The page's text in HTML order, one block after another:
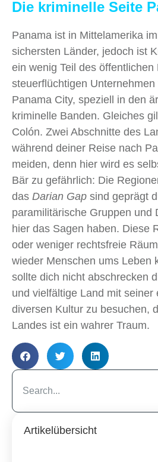
Die kriminelle Seite
Panama ist in Mittelamerika
sichersten Länder, jedoch ist
ein wenig Teil des öffentlichen
steuerflüchtigen
Panama City, speziell in den
kriminelle Banden. Gleiches
Colón. Zwei Abschnitte des
während deiner Reise nach
meiden, denn hier wird es
Bär zu gefährlich: Die
das Darian Gap sind geprägt
paramilitärische Gruppen und
hier das Sagen haben. Diese
oder weniger rechtsfreie
wieder Menschen ums Leben
sollte dich nicht abschrecken
und vielfältige Land mit seiner
diversen Kultur zu besuchen,
Landes ist ein wahrer Traum.
Artikelübersicht